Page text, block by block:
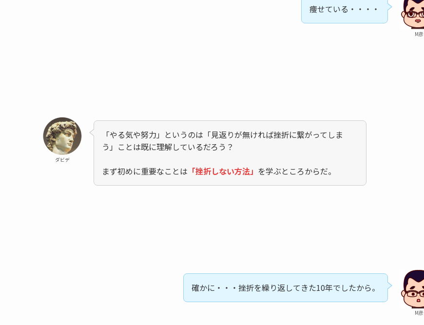
M彦
痩せている・・・・
ダビデ
「やる気や努力」というのは「見返りが無ければ挫折に繋がってしま
う」ことは既に理解しているだろう？
まず初めに重要なことは 「挫折しない方法」 を学ぶところからだ。
M彦
確かに・・・挫折を繰り返してきた10年でしたから。